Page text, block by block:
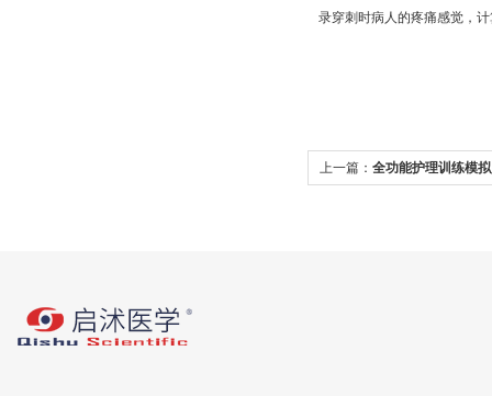
录穿刺时病人的疼痛感觉，
上一篇： 全功能护理训练模